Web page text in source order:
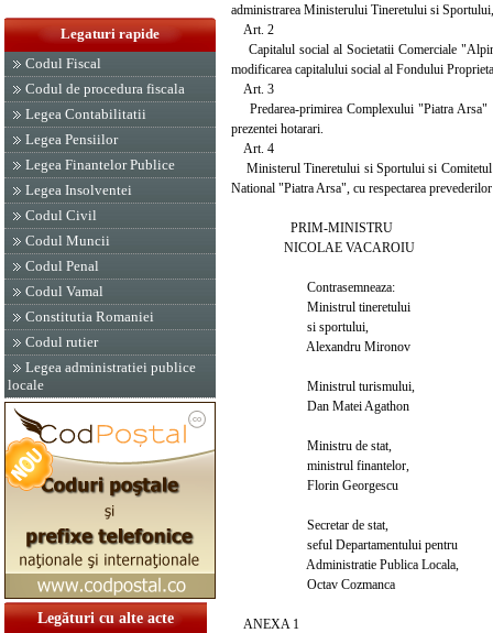
Legaturi rapide
Codul Fiscal
Codul de procedura fiscala
Legea Contabilitatii
Legea Pensiilor
Legea Finantelor Publice
Legea Insolventei
Codul Civil
Codul Muncii
Codul Penal
Codul Vamal
Constitutia Romaniei
Codul rutier
Legea administratiei publice
locale
Legături cu alte acte
administrarea Ministerului Tineretului si
Art. 2
Capitalul social al Societatii Comerciale
modificarea capitalului social al Fondului
Art. 3
Predarea-primirea Complexului "Piatra Arsa"
prezentei hotarari.
Art. 4
Ministerul Tineretului si Sportului si Comitetul
National "Piatra Arsa", cu respectarea
PRIM-MINISTRU
NICOLAE VACAROIU
Contrasemneaza:
Ministrul tineretului
si sportului,
Alexandru Mironov
Ministrul turismului,
Dan Matei Agathon
Ministru de stat,
ministrul finantelor,
Florin Georgescu
Secretar de stat,
seful Departamentului pentru
Administratie Publica Locala,
Octav Cozmanca
ANEXA 1